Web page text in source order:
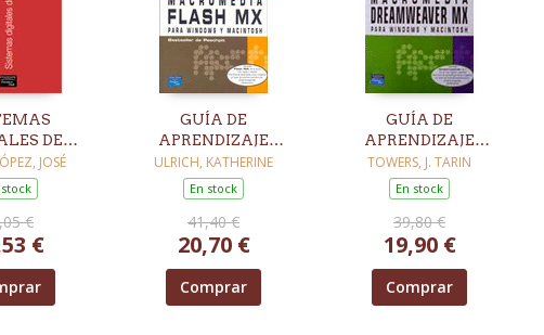
DE
JOSÉ
stock
€
€
GUÍA DE
APRENDIZAJE
MACROMEDIA
FLASH PARA
WINDOWS Y
MACINTOSH
ULRICH, KATHERINE
En stock
41,40 €
20,70 €
Comprar
GUÍA DE
APRENDIZAJE
MACROMEDIA
DREAMWEAVER
MX 2004 PARA
WINDOWS Y
MACINTOSH
TOWERS, J. TARIN
En stock
39,80 €
19,90 €
Comprar